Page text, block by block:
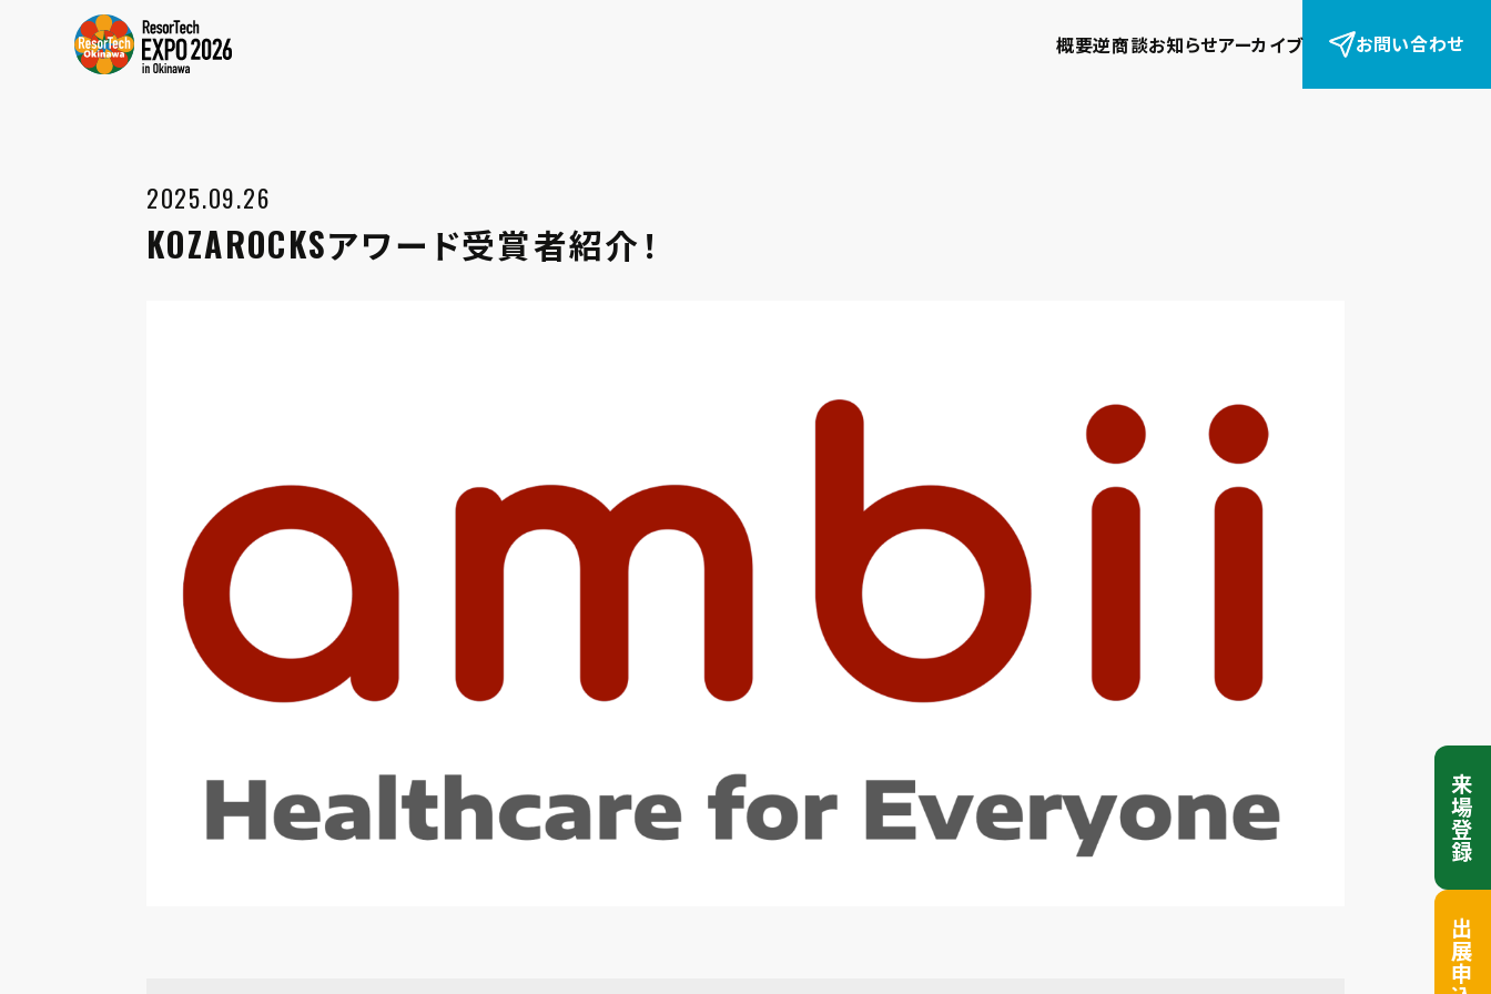
概要逆商談お知らせアーカイブ お問い合わせ
来場登録
出展申込
2025.09.26
KOZAROCKSアワード受賞者紹介！